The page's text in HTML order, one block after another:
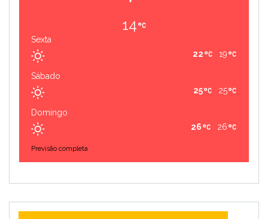
14
Sexta
19
22
Sábado
25
25
Domingo
26
26
Previsão completa